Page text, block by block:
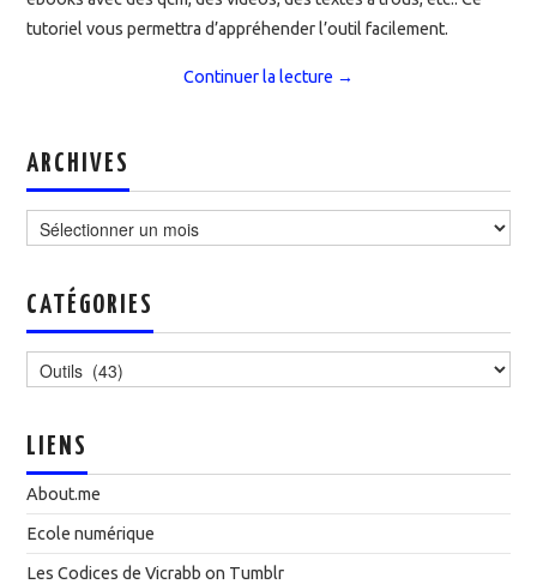
tutoriel vous permettra d’appréhender l’outil facilement.
Continuer la lecture →
ARCHIVES
CATÉGORIES
LIENS
About.me
Ecole numérique
Les Codices de Vicrabb on Tumblr